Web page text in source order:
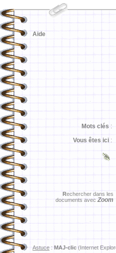
Aide
Mots clés :
Vous êtes ici :
Rechercher dans les
documents avec Zoom
Astuce : MAJ-clic (Internet